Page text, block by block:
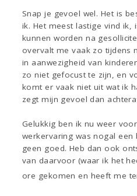
Snap je gevoel wel. Het is
ik. Het meest lastige vind ik,
kunnen worden na
overvalt me vaak zo tijdens
in aanwezigheid van
zo niet gefocust te zijn, en
komt er vaak niet uit wat ik
zegt mijn gevoel dan
Gelukkig ben ik nu weer
werkervaring was nogal een
geen goed. Heb dan ook
van daarvoor (waar ik het
ore gekomen en heeft me